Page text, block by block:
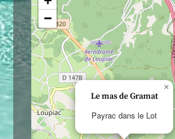
Le mas de Gramat
Payrac dans le Lot
×
−